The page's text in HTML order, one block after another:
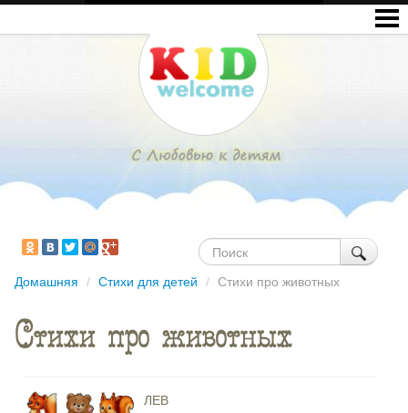
Домашняя / Стихи для детей / Стихи про животных
Стихи про животных
ЛЕВ